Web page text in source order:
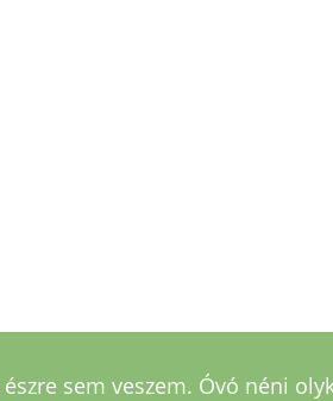
sem veszem. Óvó néni